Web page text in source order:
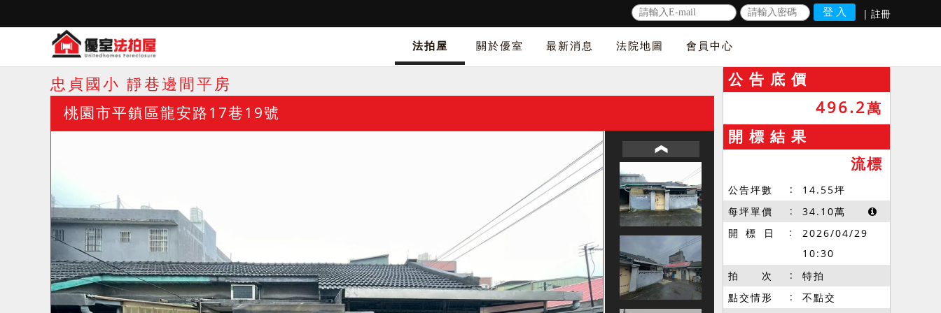
| 註冊
法拍屋 關於優室 最新消息 法院地圖 會員中心
忠貞國小 靜巷邊間平房
桃園市平鎮區龍安路17巷19號
公 告 底 價
496.2萬
開 標 結 果
流標
公告坪數 14.55坪
每坪單價
34.10萬
開 標 日
2026/04/29
10:30
拍 次
特拍
點交情形
不點交